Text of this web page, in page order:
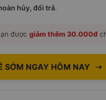
hủy, đổi trả.
được giảm thêm 30.000đ
SỚM NGAY HÔM NAY ➝